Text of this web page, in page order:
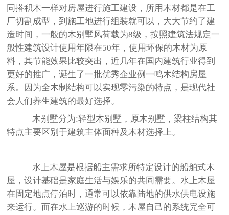
同搭积木一样对房屋进行施工建设，所用木材都是在工
厂切割成型，到施工地进行组装就可以，大大节约了建
造时间，一般的木别墅风荷载为8级，按照建筑法规定一
般性建筑设计使用年限在50年，使用环保的木材为原
料，其节能效果比较突出，近几年在国内建筑行业得到
更好的推广，诞生了一批优秀企业例一鸣木结构房屋
系。因为全木制结构可以实现零污染的特点，是现代社
会人们养生建筑的最好选择。
木别墅分为:轻型木别墅，原木别墅，梁柱结构其
特点主要区别于建筑主体面种及木材选择上。
水上木屋是根据船主需求所特定设计的船舶式木
屋，设计基础是家庭生活与娱乐的共同需要。水上木屋
在固定地点停泊时，通常可以依靠陆地的供水供电设施
来运行。而在水上巡游的时候，木屋自己的系统完全可